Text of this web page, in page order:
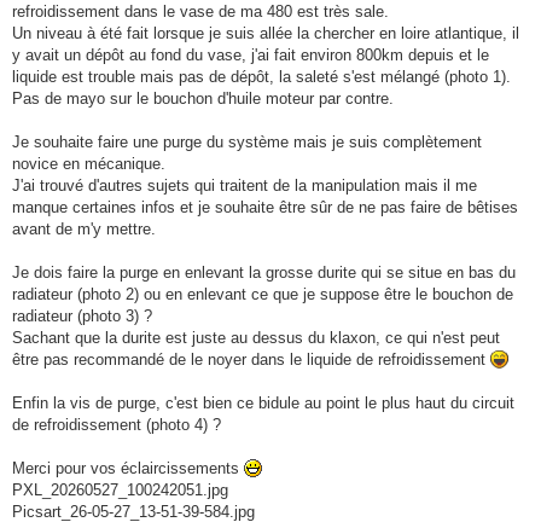
refroidissement dans le vase de ma 480 est très sale.
Un niveau à été fait lorsque je suis allée la chercher en loire atlantique, il
y avait un dépôt au fond du vase, j'ai fait environ 800km depuis et le
liquide est trouble mais pas de dépôt, la saleté s'est mélangé (photo 1).
Pas de mayo sur le bouchon d'huile moteur par contre.
Je souhaite faire une purge du système mais je suis complètement
novice en mécanique.
J'ai trouvé d'autres sujets qui traitent de la manipulation mais il me
manque certaines infos et je souhaite être sûr de ne pas faire de bêtises
avant de m'y mettre.
Je dois faire la purge en enlevant la grosse durite qui se situe en bas du
radiateur (photo 2) ou en enlevant ce que je suppose être le bouchon de
radiateur (photo 3) ?
Sachant que la durite est juste au dessus du klaxon, ce qui n'est peut
être pas recommandé de le noyer dans le liquide de refroidissement
Enfin la vis de purge, c'est bien ce bidule au point le plus haut du circuit
de refroidissement (photo 4) ?
Merci pour vos éclaircissements
PXL_20260527_100242051.jpg
Picsart_26-05-27_13-51-39-584.jpg